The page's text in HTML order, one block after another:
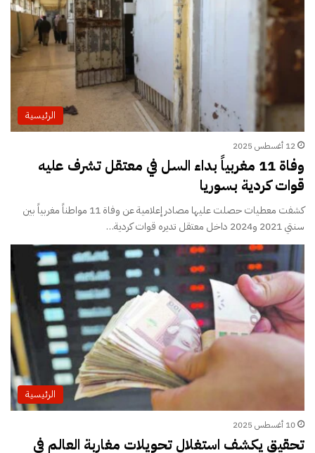
الرئيسية
12 أغسطس 2025
وفاة 11 مغربياً بداء السل في معتقل تشرف عليه
قوات كردية بسوريا
كشفت معطيات حصلت عليها مصادر إعلامية عن وفاة 11 مواطناً مغربياً بين
سنتي 2021 و2024 داخل معتقل تديره قوات كردية…
الرئيسية
10 أغسطس 2025
تحقيق يكشف استغلال تحويلات مغاربة العالم في